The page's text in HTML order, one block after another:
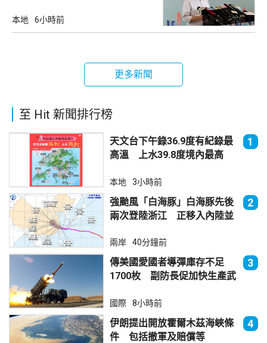
本地 6小時前
更多新聞
至 Hit 新聞排行榜
天文台下午錄36.9度有紀錄最
高溫 上水39.8度境內最高
1
本地 3小時前
強颱風「白海豚」白海豚先後
兩次登陸浙江 正移入內陸並
2
兩岸 40分鐘前
傳美國愛國者導彈庫存不足
1700枚 副防長促加快生產武
3
國際 8小時前
伊朗提出開放霍爾木茲海峽條
件 包括撤軍及賠償等
4